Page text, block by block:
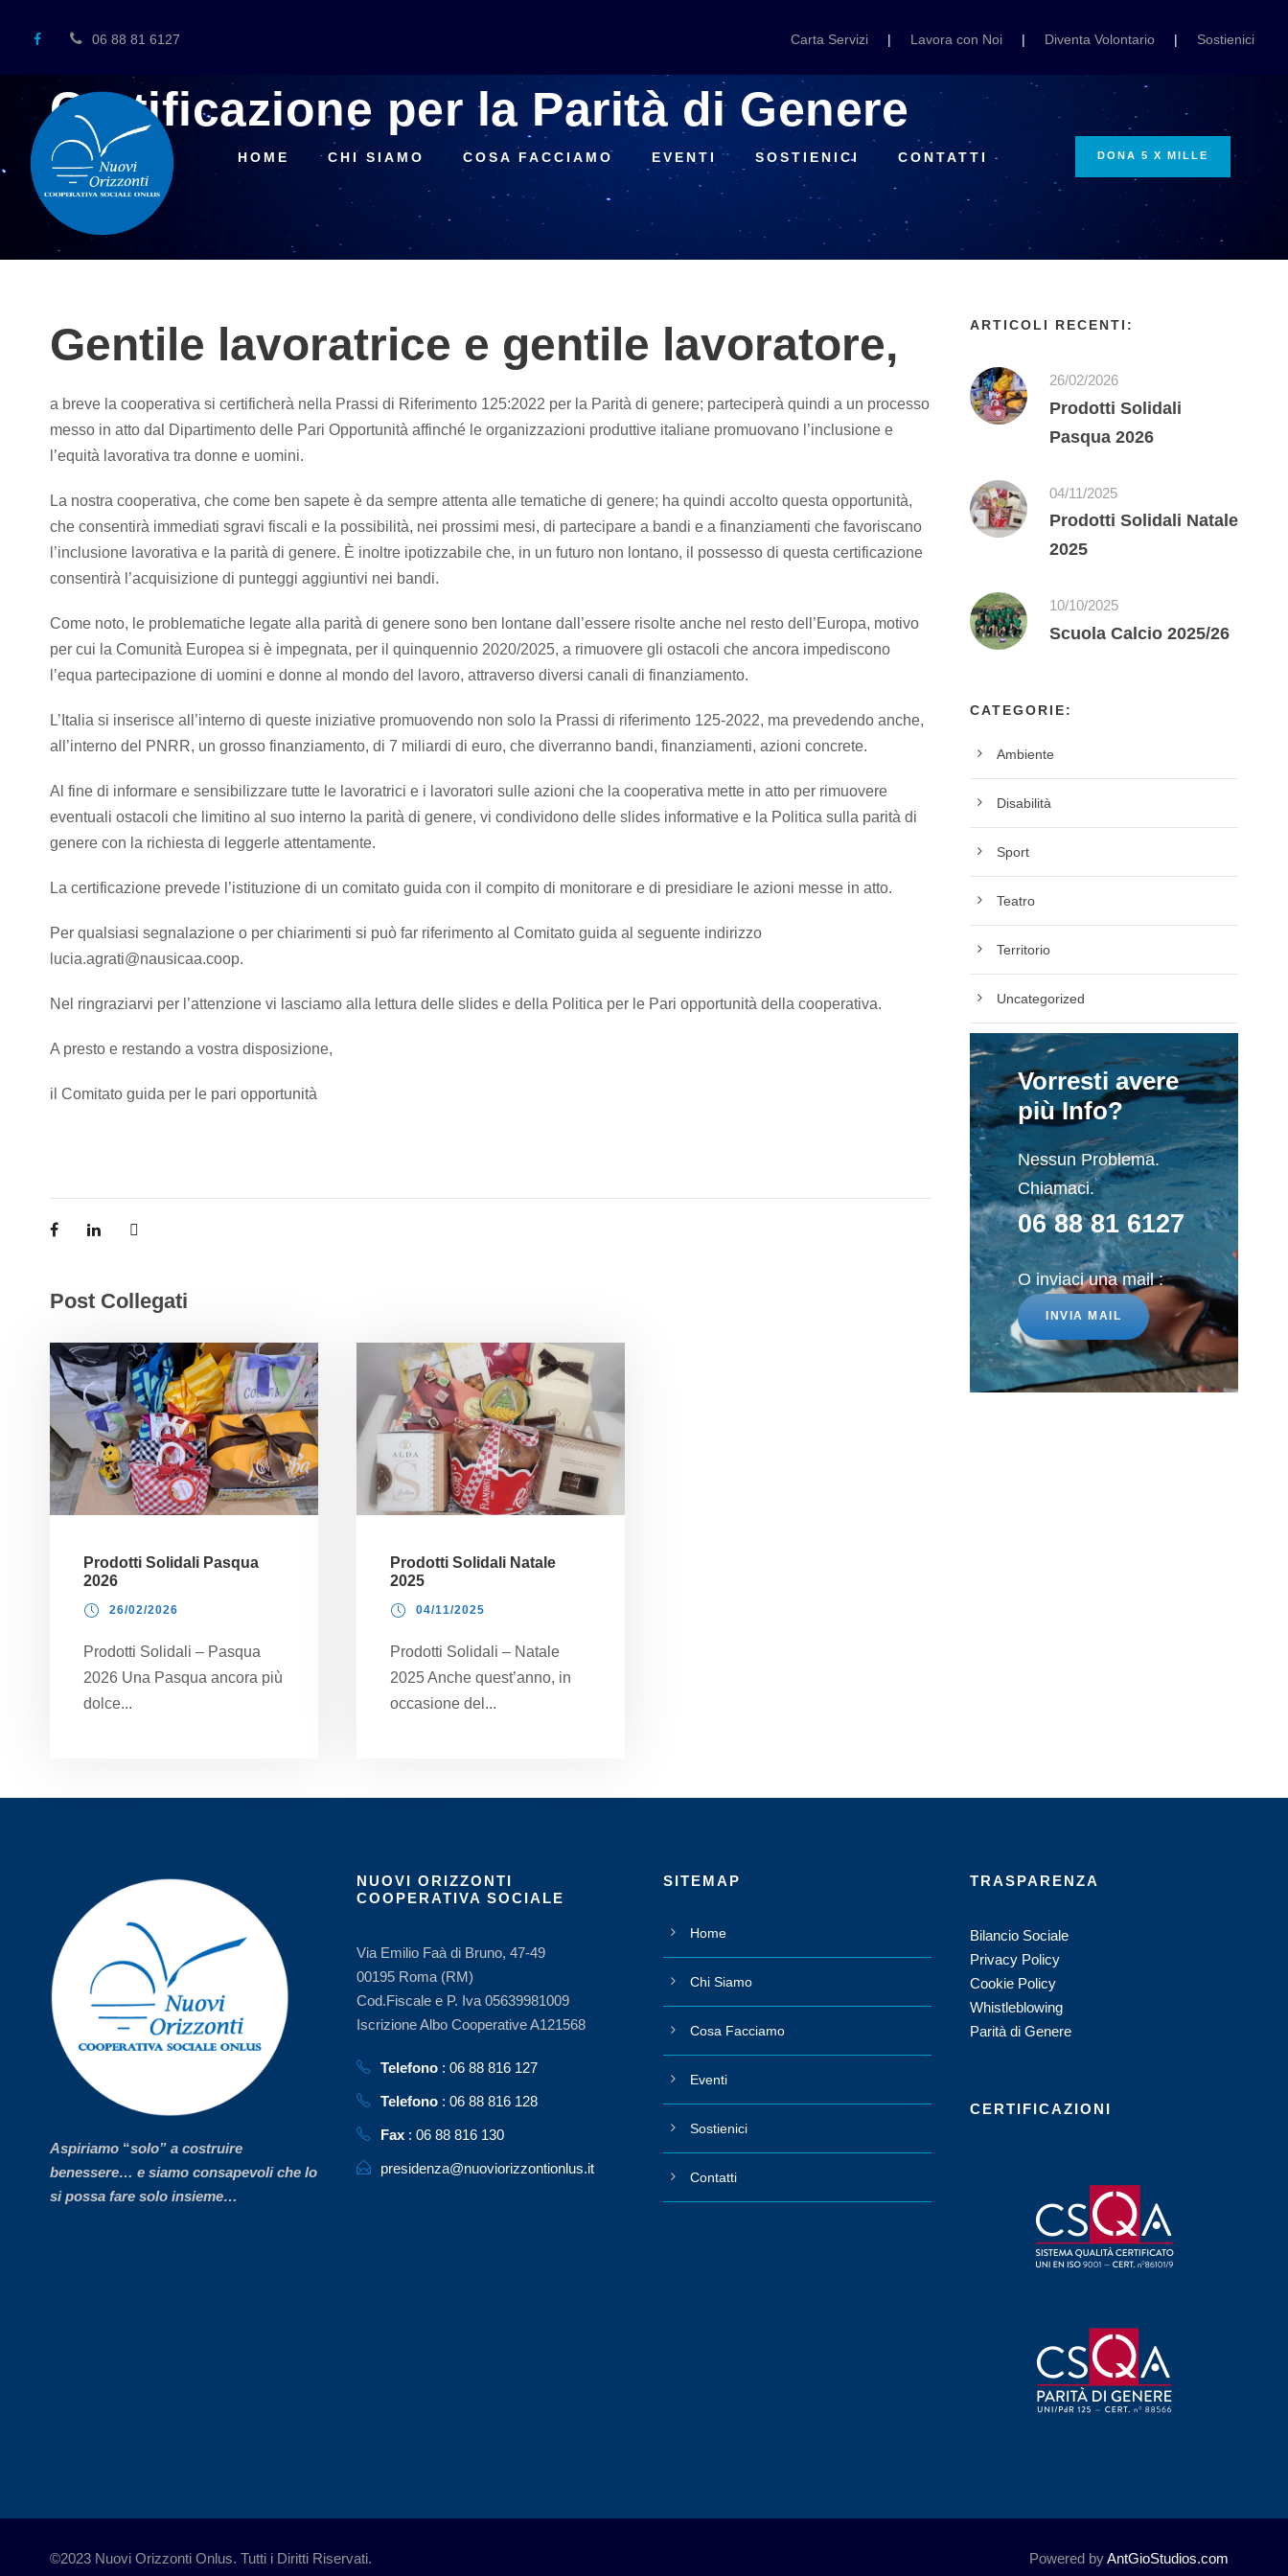
06 88 81 6127 Carta Servizi | Lavora con Noi | Diventa Volontario | Sostienici
HOME CHI SIAMO COSA FACCIAMO EVENTI SOSTIENICI CONTATTI DONA 5 X MILLE
Certificazione per la Parità di Genere
Gentile lavoratrice e gentile lavoratore,
a breve la cooperativa si certificherà nella Prassi di Riferimento 125:2022 per la Parità di genere; parteciperà quindi a un processo
messo in atto dal Dipartimento delle Pari Opportunità affinché le organizzazioni produttive italiane promuovano l’inclusione e
l’equità lavorativa tra donne e uomini.
La nostra cooperativa, che come ben sapete è da sempre attenta alle tematiche di genere; ha quindi accolto questa opportunità,
che consentirà immediati sgravi fiscali e la possibilità, nei prossimi mesi, di partecipare a bandi e a finanziamenti che favoriscano
l’inclusione lavorativa e la parità di genere. È inoltre ipotizzabile che, in un futuro non lontano, il possesso di questa certificazione
consentirà l’acquisizione di punteggi aggiuntivi nei bandi.
Come noto, le problematiche legate alla parità di genere sono ben lontane dall’essere risolte anche nel resto dell’Europa, motivo
per cui la Comunità Europea si è impegnata, per il quinquennio 2020/2025, a rimuovere gli ostacoli che ancora impediscono
l’equa partecipazione di uomini e donne al mondo del lavoro, attraverso diversi canali di finanziamento.
L’Italia si inserisce all’interno di queste iniziative promuovendo non solo la Prassi di riferimento 125-2022, ma prevedendo anche,
all’interno del PNRR, un grosso finanziamento, di 7 miliardi di euro, che diverranno bandi, finanziamenti, azioni concrete.
Al fine di informare e sensibilizzare tutte le lavoratrici e i lavoratori sulle azioni che la cooperativa mette in atto per rimuovere
eventuali ostacoli che limitino al suo interno la parità di genere, vi condividono delle slides informative e la Politica sulla parità di
genere con la richiesta di leggerle attentamente.
La certificazione prevede l’istituzione di un comitato guida con il compito di monitorare e di presidiare le azioni messe in atto.
Per qualsiasi segnalazione o per chiarimenti si può far riferimento al Comitato guida al seguente indirizzo
lucia.agrati@nausicaa.coop.
Nel ringraziarvi per l’attenzione vi lasciamo alla lettura delle slides e della Politica per le Pari opportunità della cooperativa.
A presto e restando a vostra disposizione,
il Comitato guida per le pari opportunità
Post Collegati
Prodotti Solidali Pasqua
2026
26/02/2026
Prodotti Solidali – Pasqua
2026 Una Pasqua ancora più
dolce...
Prodotti Solidali Natale
2025
04/11/2025
Prodotti Solidali – Natale
2025 Anche quest’anno, in
occasione del...
ARTICOLI RECENTI:
26/02/2026
Prodotti Solidali
Pasqua 2026
04/11/2025
Prodotti Solidali Natale
2025
10/10/2025
Scuola Calcio 2025/26
CATEGORIE:
Ambiente
Disabilità
Sport
Teatro
Territorio
Uncategorized
Vorresti avere
più Info?
Nessun Problema.
Chiamaci.
06 88 81 6127
O inviaci una mail :
INVIA MAIL
Aspiriamo “solo” a costruire
benessere… e siamo consapevoli che lo
si possa fare solo insieme…
NUOVI ORIZZONTI
COOPERATIVA SOCIALE
Via Emilio Faà di Bruno, 47-49
00195 Roma (RM)
Cod.Fiscale e P. Iva 05639981009
Iscrizione Albo Cooperative A121568
Telefono : 06 88 816 127
Telefono : 06 88 816 128
Fax : 06 88 816 130
presidenza@nuoviorizzontionlus.it
SITEMAP
Home
Chi Siamo
Cosa Facciamo
Eventi
Sostienici
Contatti
TRASPARENZA
Bilancio Sociale
Privacy Policy
Cookie Policy
Whistleblowing
Parità di Genere
CERTIFICAZIONI
©2023 Nuovi Orizzonti Onlus. Tutti i Diritti Riservati. Powered byAntGioStudios.com